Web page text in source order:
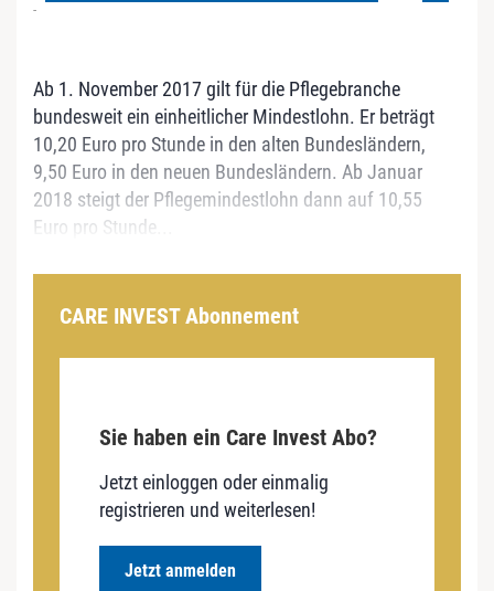
-
Ab 1. November 2017 gilt für die Pflegebranche
bundesweit ein einheitlicher Mindestlohn. Er beträgt
10,20 Euro pro Stunde in den alten Bundesländern,
9,50 Euro in den neuen Bundesländern. Ab Januar
2018 steigt der Pflegemindestlohn dann auf 10,55
Euro pro Stunde...
CARE INVEST Abonnement
Sie haben ein Care Invest Abo?
Jetzt einloggen oder einmalig
registrieren und weiterlesen!
Jetzt anmelden